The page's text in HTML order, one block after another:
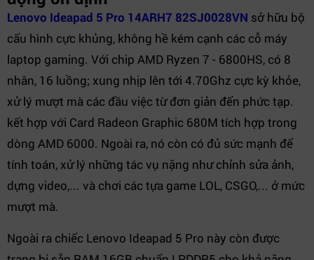
Lenovo Ideapad 5 Pro 14ARH7 82SJ0028VN sở hữu bộ
cấu hình cực khủng, không hề kém cạnh các cỗ máy
laptop gaming. Với chip AMD Ryzen 7 - 6800HS, có 8
nhân, 16 luồng; xung nhịp lên tới 4.70Ghz cực kỳ khỏe,
xử lý mượt mà các đầu việc từ đơn giản đến phức tạp.
kết hợp với Card Radeon Graphic 680M tích hợp trong
dòng AMD 6000. Ngoài ra, nó còn có đủ sức mạnh để
tính toán, xử lý những tác vụ nặng như chỉnh sửa ảnh,
dựng video,... và chơi các tựa game LOL, CSGO,... ở mức
mượt mà.
Ngoài ra chiếc Lenovo Ideapad 5 Pro này còn được